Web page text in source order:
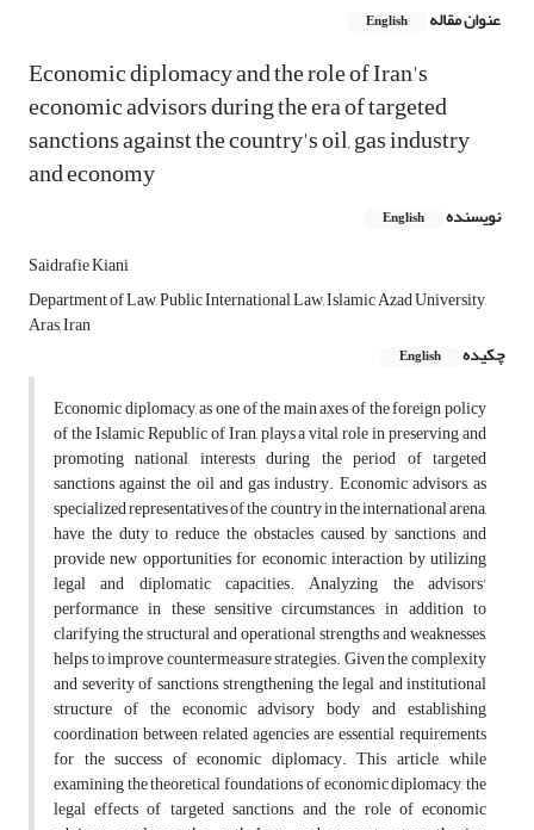
عنوان مقاله English
Economic diplomacy and the role of Iran's
economic advisors during the era of targeted
sanctions against the country's oil, gas industry
and economy
نویسنده English
Saidrafie Kiani
Department of Law, Public International Law, Islamic Azad University,
Aras, Iran
چکیده
English
Economic diplomacy, as one of the main axes of the foreign policy
of the Islamic Republic of Iran, plays a vital role in preserving and
promoting national interests during the period of targeted
sanctions against the oil and gas industry. Economic advisors, as
specialized representatives of the country in the international arena,
have the duty to reduce the obstacles caused by sanctions and
provide new opportunities for economic interaction by utilizing
legal and diplomatic capacities. Analyzing the advisors'
performance in these sensitive circumstances, in addition to
clarifying the structural and operational strengths and weaknesses,
helps to improve countermeasure strategies. Given the complexity
and severity of sanctions, strengthening the legal and institutional
structure of the economic advisory body and establishing
coordination between related agencies are essential requirements
for the success of economic diplomacy. This article, while
examining the theoretical foundations of economic diplomacy, the
legal effects of targeted sanctions, and the role of economic